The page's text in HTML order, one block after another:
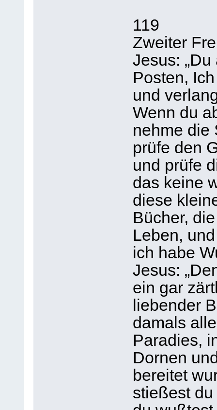
119
Zweiter
Jesus:
Posten,
und
Wenn du
nehme die
prüfe den
und prüfe
das keine
diese
Bücher,
Leben,
ich habe
Jesus:
ein gar
liebender
damals
Paradies,
Dornen
bereitet
stießest